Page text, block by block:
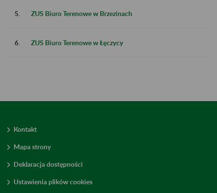
5. ZUS Biuro Terenowe w Brzezinach
6. ZUS Biuro Terenowe w Łęczycy
Kontakt
Mapa strony
Deklaracja dostępności
Ustawienia plików cookies